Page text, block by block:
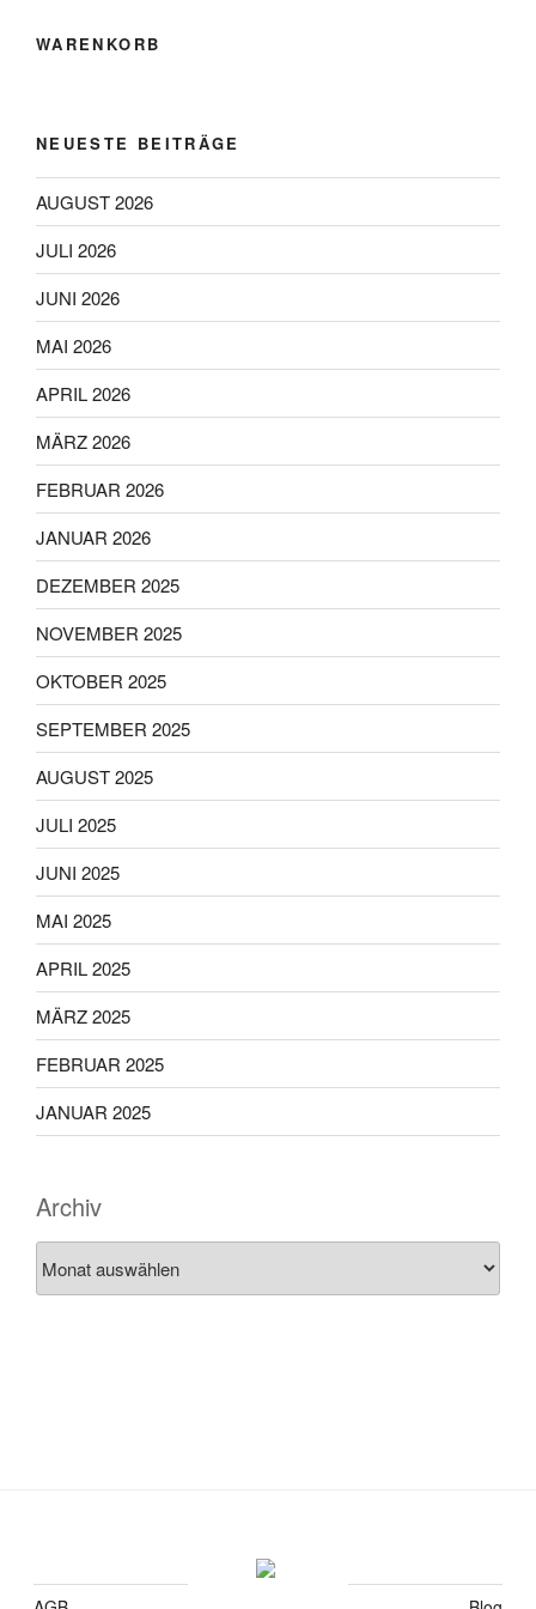
auf
gewählt
WARENKORB
NEUESTE BEITRÄGE
AUGUST 2026
JULI 2026
JUNI 2026
MAI 2026
APRIL 2026
MÄRZ 2026
FEBRUAR 2026
JANUAR 2026
DEZEMBER 2025
NOVEMBER 2025
OKTOBER 2025
SEPTEMBER 2025
AUGUST 2025
JULI 2025
JUNI 2025
MAI 2025
APRIL 2025
MÄRZ 2025
FEBRUAR 2025
JANUAR 2025
Archiv